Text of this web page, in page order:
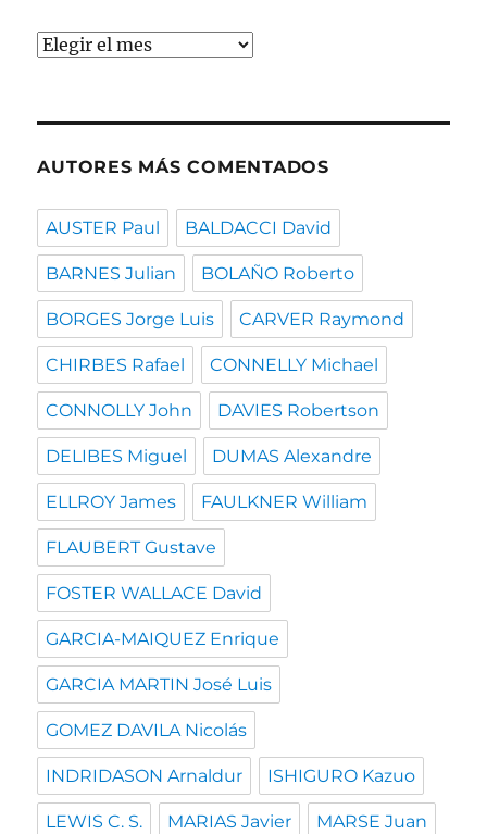
Buscar
AUTORES MÁS COMENTADOS
AUSTER Paul BALDACCI David
BARNES Julian BOLAÑO Roberto
BORGES Jorge Luis CARVER Raymond
CHIRBES Rafael CONNELLY Michael
CONNOLLY John DAVIES Robertson
DELIBES Miguel DUMAS Alexandre
ELLROY James FAULKNER William
FLAUBERT Gustave
FOSTER WALLACE David
GARCIA-MAIQUEZ Enrique
GARCIA MARTIN José Luis
GOMEZ DAVILA Nicolás
INDRIDASON Arnaldur ISHIGURO Kazuo
LEWIS C. S. MARIAS Javier MARSE Juan